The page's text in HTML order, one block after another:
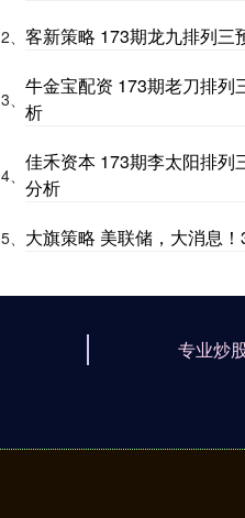
2、 客新策略 173期龙九排列三
3、
牛金宝配资 173期老刀排列
析
4、
佳禾资本 173期李太阳排列
分析
5、 大旗策略 美联储，大消息
专业炒